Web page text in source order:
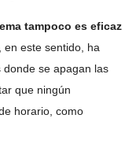
tampoco es eficaz
en este sentido, ha
se apagan las
que ningún
horario, como